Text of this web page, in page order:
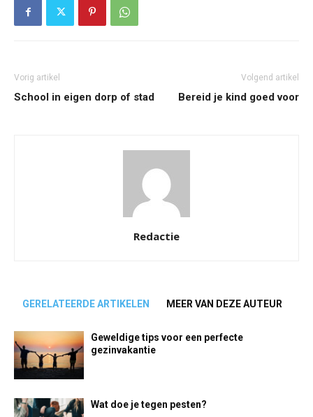
Vorig artikel
School in eigen dorp of stad
Volgend artikel
Bereid je kind goed voor
Redactie
GERELATEERDE ARTIKELEN MEER VAN DEZE AUTEUR
Geweldige tips voor een perfecte
gezinvakantie
Wat doe je tegen pesten?